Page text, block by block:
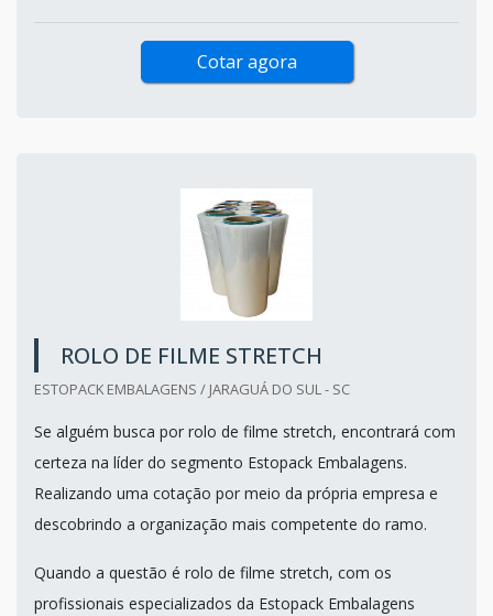
Cotar agora
ROLO DE FILME STRETCH
ESTOPACK EMBALAGENS / JARAGUÁ DO SUL - SC
Se alguém busca por rolo de filme stretch, encontrará com
certeza na líder do segmento Estopack Embalagens.
Realizando uma cotação por meio da própria empresa e
descobrindo a organização mais competente do ramo.
Quando a questão é rolo de filme stretch, com os
profissionais especializados da Estopack Embalagens